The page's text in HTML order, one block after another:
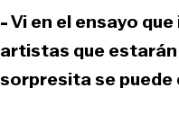
- Vi en el ensayo
artistas que
sorpresita se puede